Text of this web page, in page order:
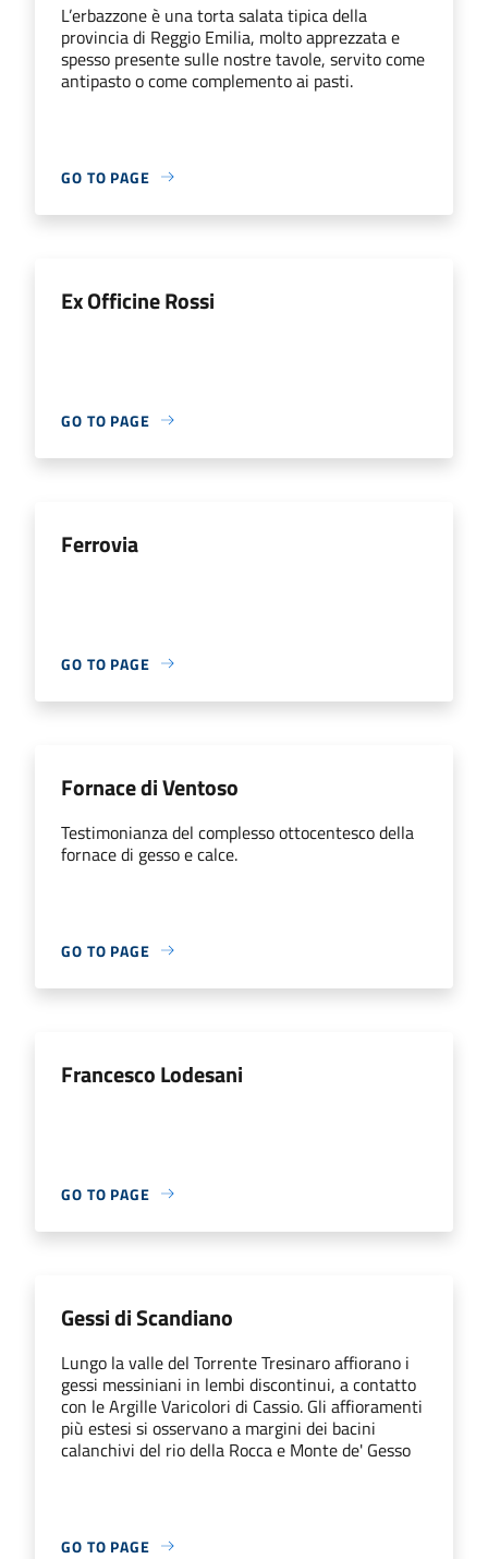
L’erbazzone è una torta salata tipica della
provincia di Reggio Emilia, molto apprezzata e
spesso presente sulle nostre tavole, servito come
antipasto o come complemento ai pasti.
GO TO PAGE
Ex Officine Rossi
GO TO PAGE
Ferrovia
GO TO PAGE
Fornace di Ventoso
Testimonianza del complesso ottocentesco della
fornace di gesso e calce.
GO TO PAGE
Francesco Lodesani
GO TO PAGE
Gessi di Scandiano
Lungo la valle del Torrente Tresinaro affiorano i
gessi messiniani in lembi discontinui, a contatto
con le Argille Varicolori di Cassio. Gli affioramenti
più estesi si osservano a margini dei bacini
calanchivi del rio della Rocca e Monte de' Gesso
GO TO PAGE